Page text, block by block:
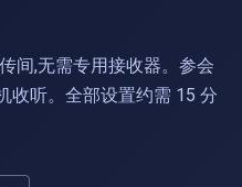
间,无需专用接收器。参会
收听。全部设置约需 15 分